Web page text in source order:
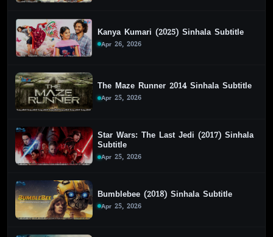
Kanya Kumari (2025) Sinhala Subtitle
Apr 26, 2026
The Maze Runner 2014 Sinhala Subtitle
Apr 25, 2026
Star Wars: The Last Jedi (2017) Sinhala
Subtitle
Apr 25, 2026
Bumblebee (2018) Sinhala Subtitle
Apr 25, 2026